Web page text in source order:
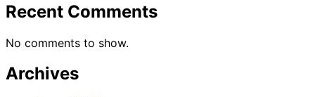
Recent Comments
No comments to show.
Archives